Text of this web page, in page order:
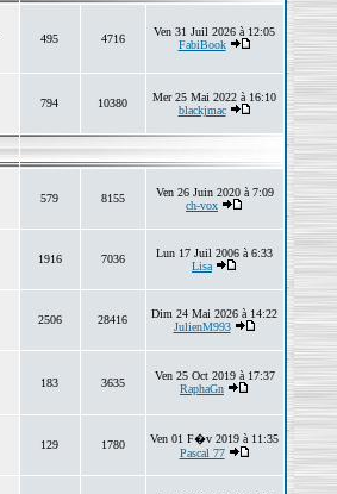
495 4716
Ven 31 Juil 2026 à 12:05
FabiBook
794 10380
Mer 25 Mai 2022 à 16:10
blackjmac
579 8155
Ven 26 Juin 2020 à 7:09
ch-vox
1916 7036
Lun 17 Juil 2006 à 6:33
Lisa
2506 28416
Dim 24 Mai 2026 à 14:22
JulienM993
183 3635
Ven 25 Oct 2019 à 17:37
RaphaGn
129 1780
Ven 01 F�v 2019 à 11:35
Pascal 77